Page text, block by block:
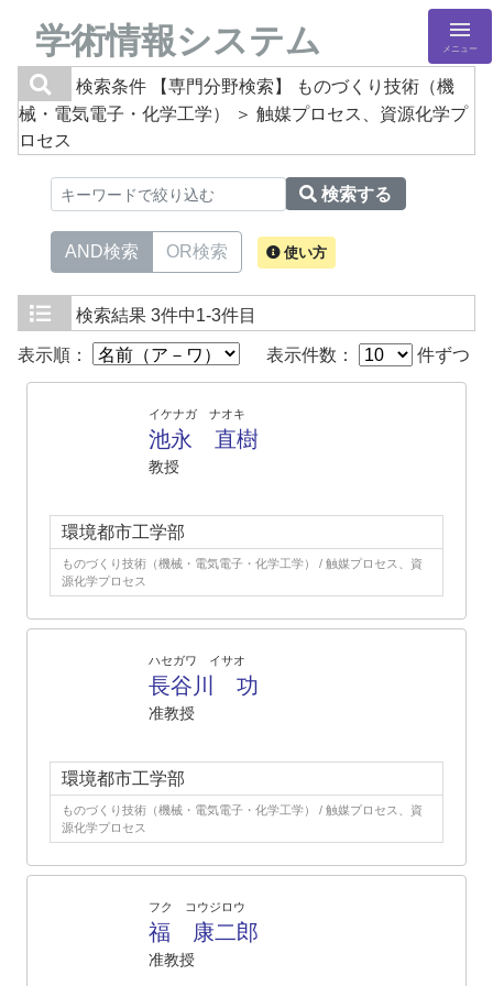
学術情報システム メニュー
検索条件
【専門分野検索】 ものづくり技術（機
械・電気電子・化学工学） ＞ 触媒プロセス、資源化学プ
ロセス
検索する
AND検索 OR検索 使い方
検索結果 3件中1-3件目
表示順： 表示件数： 件ずつ
イケナガ ナオキ
池永 直樹
教授
環境都市工学部
ものづくり技術（機械・電気電子・化学工学） / 触媒プロセス、資
源化学プロセス
ハセガワ イサオ
長谷川 功
准教授
環境都市工学部
ものづくり技術（機械・電気電子・化学工学） / 触媒プロセス、資
源化学プロセス
フク コウジロウ
福 康二郎
准教授